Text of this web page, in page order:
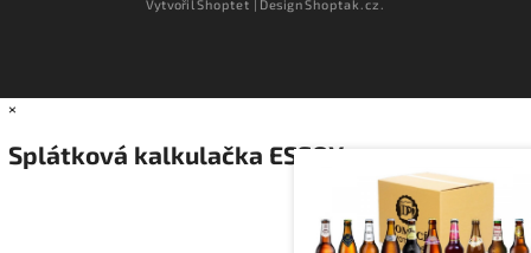
VytvořilShoptet | DesignShoptak.cz.
×
Splátková kalkulačka ESSOX